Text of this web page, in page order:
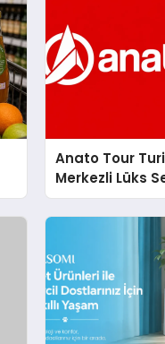
Anato Tour
Merkezli Lüks
Hizmetleriyle
Turizmde Öne